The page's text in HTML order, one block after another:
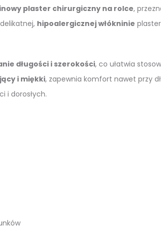
plaster chirurgiczny na rolce,
hipoalergicznej włókninie
długości i szerokości, co ułatwia
i miękki, zapewnia komfort nawet przy
i dorosłych.